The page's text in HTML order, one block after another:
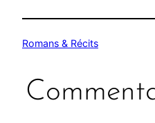
Romans & Récits